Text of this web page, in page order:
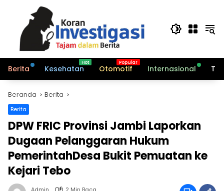
Berita Kesehatan Otomotif Internasional
Beranda Berita
Berita
DPW FRIC Provinsi Jambi Laporkan
Dugaan Pelanggaran Hukum
PemerintahDesa Bukit Pemuatan ke
Kejari Tebo